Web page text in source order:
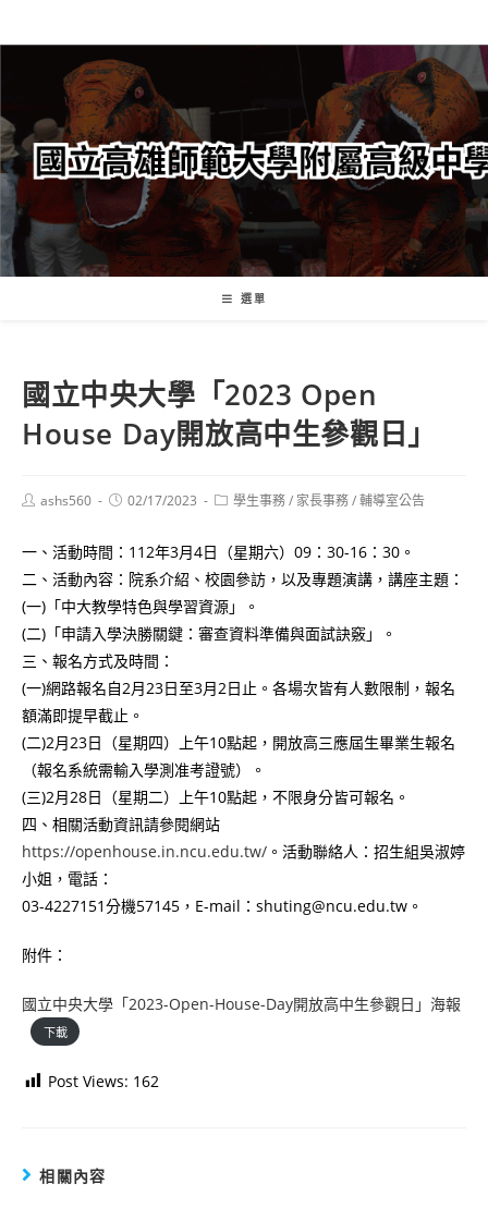
轉
要
內
容
選單
國立中央大學「2023 Open
House Day開放高中生參觀日」
Postashs560
Post02/17/2023
Post學生事務/ 家長事務/輔導室公告
一、活動時間：112年3月4日（星期六）09：30-16：30。
二、活動內容：院系介紹、校園參訪，以及專題演講，講座主題：
(一)「中大教學特色與學習資源」。
(二)「申請入學決勝關鍵：審查資料準備與面試訣竅」。
三、報名方式及時間：
(一)網路報名自2月23日至3月2日止。各場次皆有人數限制，報名
額滿即提早截止。
(二)2月23日（星期四）上午10點起，開放高三應屆生畢業生報名
（報名系統需輸入學測准考證號）。
(三)2月28日（星期二）上午10點起，不限身分皆可報名。
四、相關活動資訊請參閱網站
https://openhouse.in.ncu.edu.tw/ 。活動聯絡人：招生組吳淑婷
小姐，電話：
03-4227151分機57145，E-mail：shuting@ncu.edu.tw。
附件：
國立中央大學「2023-Open-House-Day開放高中生參觀日」海報
下載
Post Views: 162
相關內容